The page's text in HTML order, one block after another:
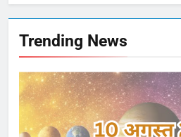
Trending News